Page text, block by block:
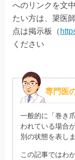
へのリンクを文
たい方は、簗医
点は掲示板（
ください
専門医
一般的に「巻き
われている場合
別の状態を表しま
この記事ではわ